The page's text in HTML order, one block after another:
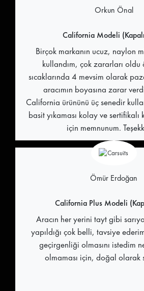
Orkun Önal
California Modeli
Birçok markanın ucuz, naylon
kullandım, çok zararları
sıcaklarında 4 mevsim olarak
aracımın boyasına zarar
California ürününü üç senedir
basit yıkaması kolay ve
için memnunum.
Ömür Erdoğan
California Plus Modeli
Aracın her yerini tayt gibi
yapıldığı çok belli, tavsiye
geçirgenliği olmasını istedim
olmaması için, doğal olarak